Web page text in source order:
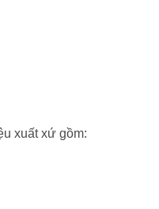
xuất xứ gồm: